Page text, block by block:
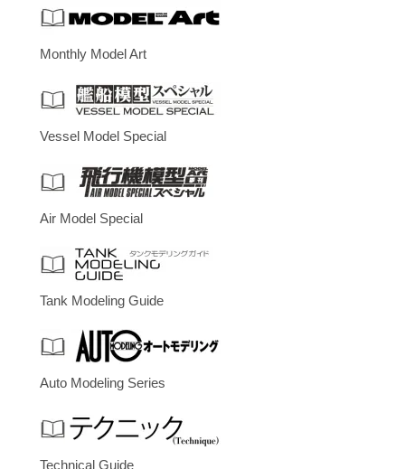
Monthly Model Art
Vessel Model Special
Air Model Special
Tank Modeling Guide
Auto Modeling Series
Technical Guide